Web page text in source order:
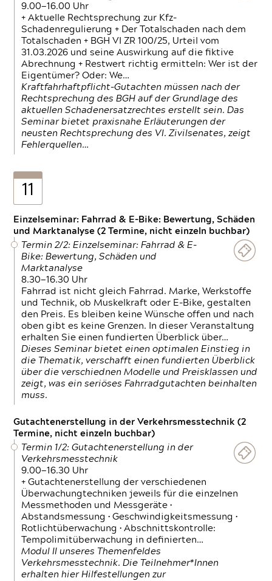
9.00—16.00 Uhr
+ Aktuelle Rechtsprechung zur Kfz-
Schadenregulierung + Der Totalschaden nach dem
Totalschaden + BGH VI ZR 100/25, Urteil vom
31.03.2026 und seine Auswirkung auf die fiktive
Abrechnung + Restwert richtig ermitteln: Wer ist der
Eigentümer? Oder: We…
Kraftfahrhaftpflicht-Gutachten müssen nach der
Rechtsprechung des BGH auf der Grundlage des
aktuellen Schadenersatzrechtes erstellt sein. Das
Seminar bietet praxisnahe Erläuterungen der
neusten Rechtsprechung des VI. Zivilsenates, zeigt
Fehlerquellen…
11
Einzelseminar: Fahrrad & E-Bike: Bewertung, Schäden
und Marktanalyse (2 Termine, nicht einzeln buchbar)
Termin 2/2: Einzelseminar: Fahrrad & E-
Bike: Bewertung, Schäden und
Marktanalyse
8.30—16.30 Uhr
Fahrrad ist nicht gleich Fahrrad. Marke, Werkstoffe
und Technik, ob Muskelkraft oder E-Bike, gestalten
den Preis. Es bleiben keine Wünsche offen und nach
oben gibt es keine Grenzen. In dieser Veranstaltung
erhalten Sie einen fundierten Überblick über…
Dieses Seminar bietet einen optimalen Einstieg in
die Thematik, verschafft einen fundierten Überblick
über die verschiednen Modelle und Preisklassen und
zeigt, was ein seriöses Fahrradgutachten beinhalten
muss.
Gutachtenerstellung in der Verkehrsmesstechnik (2
Termine, nicht einzeln buchbar)
Termin 1/2: Gutachtenerstellung in der
Verkehrsmesstechnik
9.00—16.30 Uhr
+ Gutachtenerstellung der verschiedenen
Überwachungtechniken jeweils für die einzelnen
Messmethoden und Messgeräte •
Abstandsmessung • Geschwindigkeitsmessung •
Rotlichtüberwachung • Abschnittskontrolle:
Tempolimitüberwachung in definierten…
Modul II unseres Themenfeldes
Verkehrsmesstechnik. Die Teilnehmer*Innen
erhalten hier Hilfestellungen zur